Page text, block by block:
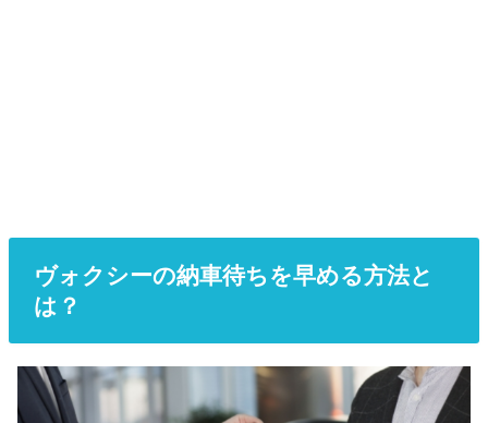
ヴォクシーの納車待ちを早める方法と
は？